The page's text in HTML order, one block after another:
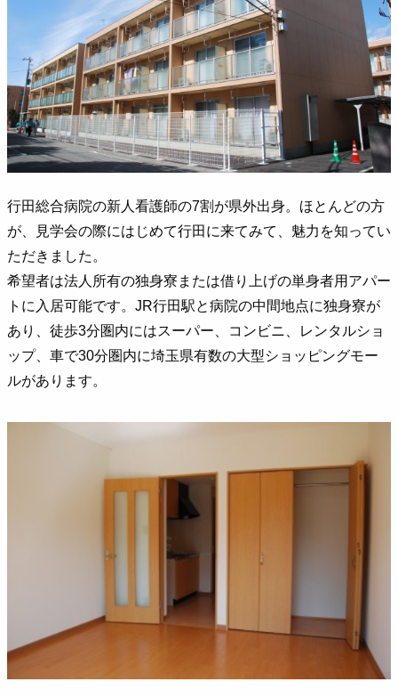
行田総合病院の新人看護師の7割が県外出身。ほとんどの方
が、見学会の際にはじめて行田に来てみて、魅力を知ってい
ただきました。
希望者は法人所有の独身寮または借り上げの単身者用アパー
トに入居可能です。JR行田駅と病院の中間地点に独身寮が
あり、徒歩3分圏内にはスーパー、コンビニ、レンタルショ
ップ、車で30分圏内に埼玉県有数の大型ショッピングモー
ルがあります。